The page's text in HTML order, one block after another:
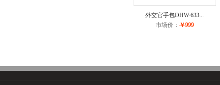
外交官手包DHW-633...
市场价： ￥999